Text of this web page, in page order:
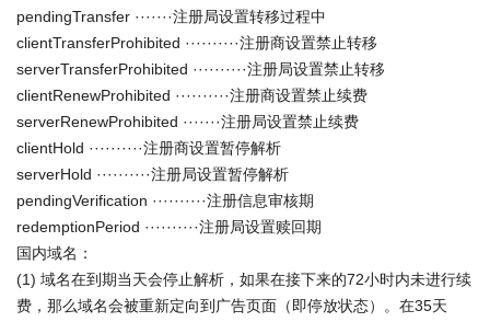
pendingTransfer ·······注册局设置转移过程中
clientTransferProhibited ··········注册商设置禁止转移
serverTransferProhibited ··········注册局设置禁止转移
clientRenewProhibited ··········注册商设置禁止续费
serverRenewProhibited ·······注册局设置禁止续费
clientHold ··········注册商设置暂停解析
serverHold ··········注册局设置暂停解析
pendingVerification ··········注册信息审核期
redemptionPeriod ··········注册局设置赎回期
国内域名：
(1) 域名在到期当天会停止解析，如果在接下来的72小时内未进行续
费，那么域名会被重新定向到广告页面（即停放状态）。在35天